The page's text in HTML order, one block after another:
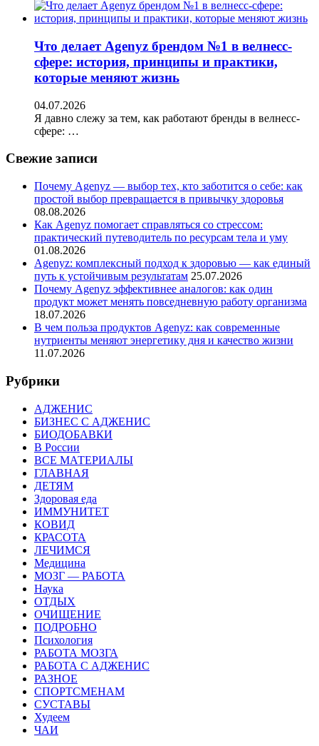
Что делает Agenyz брендом №1 в велнесс-
сфере: история, принципы и практики,
которые меняют жизнь
04.07.2026
Я давно слежу за тем, как работают бренды в велнесс-
сфере: …
Свежие записи
Почему Agenyz — выбор тех, кто заботится о себе: как
простой выбор превращается в привычку здоровья
08.08.2026
Как Agenyz помогает справляться со стрессом:
практический путеводитель по ресурсам тела и уму
01.08.2026
Agenyz: комплексный подход к здоровью — как единый
путь к устойчивым результатам 25.07.2026
Почему Agenyz эффективнее аналогов: как один
продукт может менять повседневную работу организма
18.07.2026
В чем польза продуктов Agenyz: как современные
нутриенты меняют энергетику дня и качество жизни
11.07.2026
Рубрики
АДЖЕНИС
БИЗНЕС С АДЖЕНИС
БИОДОБАВКИ
В России
ВСЕ МАТЕРИАЛЫ
ГЛАВНАЯ
ДЕТЯМ
Здоровая еда
ИММУНИТЕТ
КОВИД
КРАСОТА
ЛЕЧИМСЯ
Медицина
МОЗГ — РАБОТА
Наука
ОТДЫХ
ОЧИЩЕНИЕ
ПОДРОБНО
Психология
РАБОТА МОЗГА
РАБОТА С АДЖЕНИС
РАЗНОЕ
СПОРТСМЕНАМ
СУСТАВЫ
Худеем
ЧАИ